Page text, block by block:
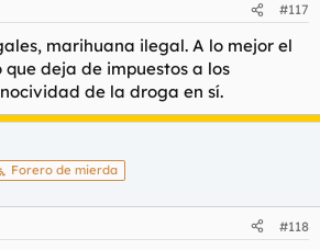
#117
marihuana ilegal. A lo mejor el
deja de impuestos a los
de la droga en sí.
Forero de mierda
#118